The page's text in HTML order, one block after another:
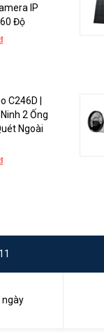
IP
Độ
C246D |
2 Ống
Ngoài